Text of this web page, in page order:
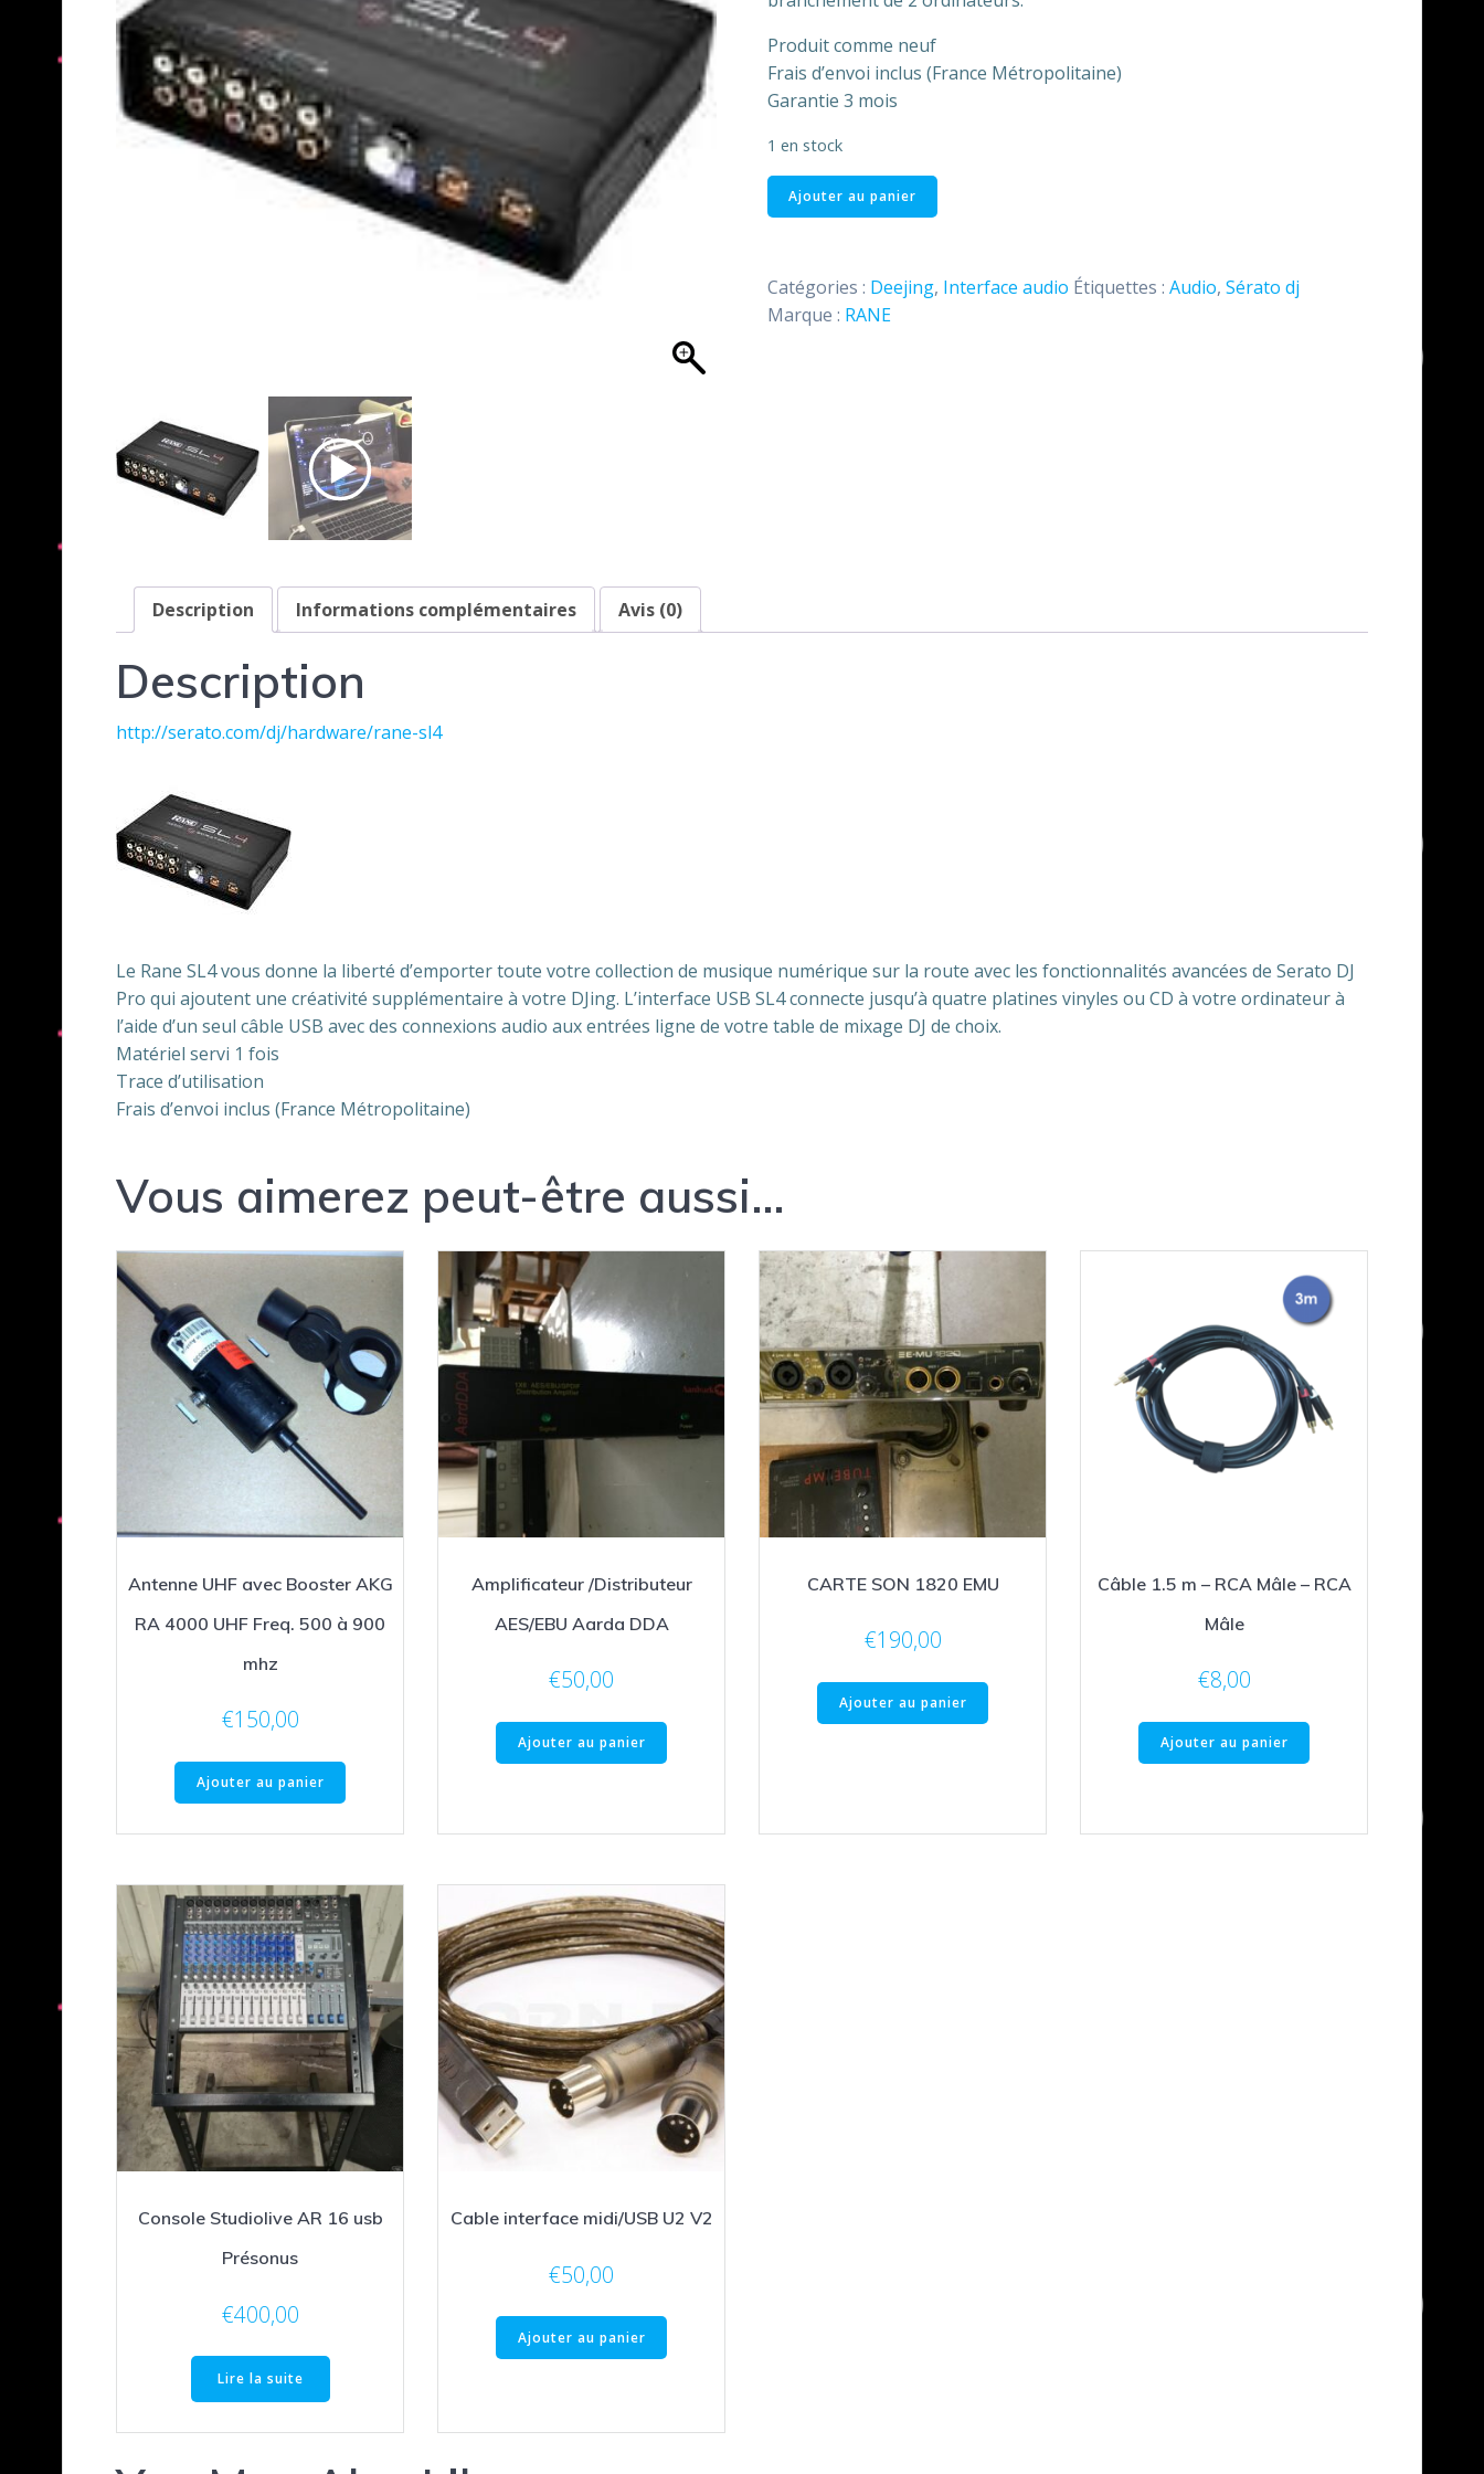
€750,00.
Produit comme neuf
Frais d’envoi inclus (France Métropolitaine)
Garantie 3 mois
1 en stock
quantité
de
SL
4
Ajouter au panier
Catégories : Deejing, Interface audio Étiquettes : Audio, Sérato dj
Marque : RANE
Description Informations complémentaires Avis (0)
Description
http://serato.com/dj/hardware/rane-sl4
Le Rane SL4 vous donne la liberté d’emporter toute votre collection de musique numérique sur la route avec les fonctionnalités avancées de Serato DJ
Pro qui ajoutent une créativité supplémentaire à votre DJing. L’interface USB SL4 connecte jusqu’à quatre platines vinyles ou CD à votre ordinateur à
l’aide d’un seul câble USB avec des connexions audio aux entrées ligne de votre table de mixage DJ de choix.
Matériel servi 1 fois
Trace d’utilisation
Frais d’envoi inclus (France Métropolitaine)
Vous aimerez peut-être aussi…
Antenne UHF avec Booster AKG
RA 4000 UHF Freq. 500 à 900
mhz
€150,00
Ajouter au panier
Amplificateur /Distributeur
AES/EBU Aarda DDA
€50,00
Ajouter au panier
CARTE SON 1820 EMU
€190,00
Ajouter au panier
Câble 1.5 m – RCA Mâle – RCA
Mâle
€8,00
Ajouter au panier
Console Studiolive AR 16 usb
Présonus
€400,00
Lire la suite
Cable interface midi/USB U2 V2
€50,00
Ajouter au panier